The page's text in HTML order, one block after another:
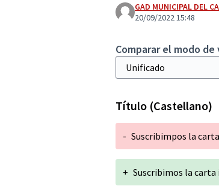
GAD MUNICIPAL DEL
20/09/2022 15:48
Comparar el modo de
Título (Castellano)
- Suscribimpos la
+ Suscribimos la